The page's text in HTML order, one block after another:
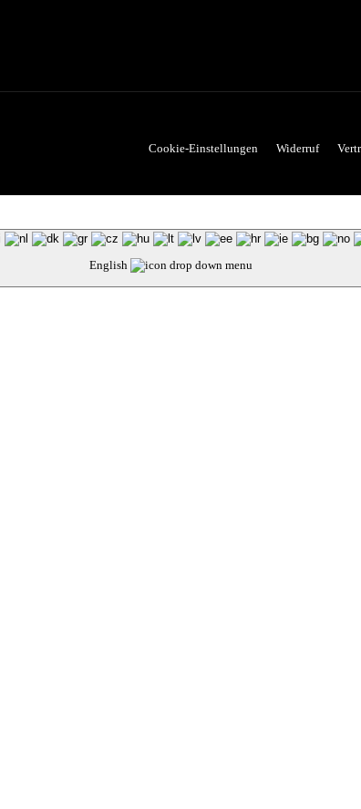
Cookie-Einstellungen Widerruf
English